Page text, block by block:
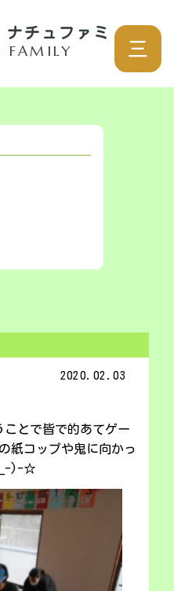
チュファミ
FAMILY 三
2020.02.03
とで皆で的あてゲー
紙コップや鬼に向かっ
)-☆